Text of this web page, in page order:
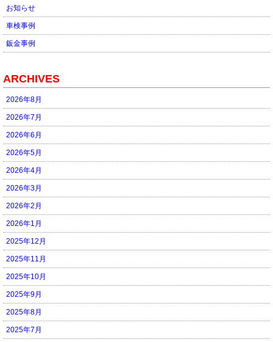
お知らせ
車検事例
鈑金事例
ARCHIVES
2026年8月
2026年7月
2026年6月
2026年5月
2026年4月
2026年3月
2026年2月
2026年1月
2025年12月
2025年11月
2025年10月
2025年9月
2025年8月
2025年7月